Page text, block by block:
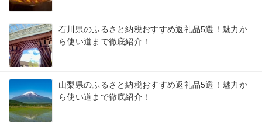
石川県のふるさと納税おすすめ返礼品5選！魅力か
ら使い道まで徹底紹介！
山梨県のふるさと納税おすすめ返礼品5選！魅力か
ら使い道まで徹底紹介！